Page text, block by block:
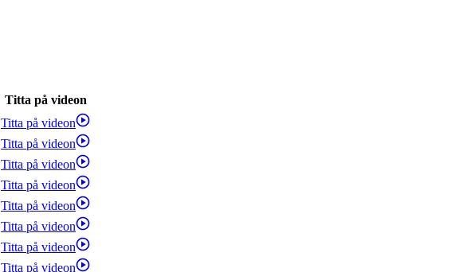
Titta på videon
Titta på videon
Titta på videon
Titta på videon
Titta på videon
Titta på videon
Titta på videon
Titta på videon
Titta på videon